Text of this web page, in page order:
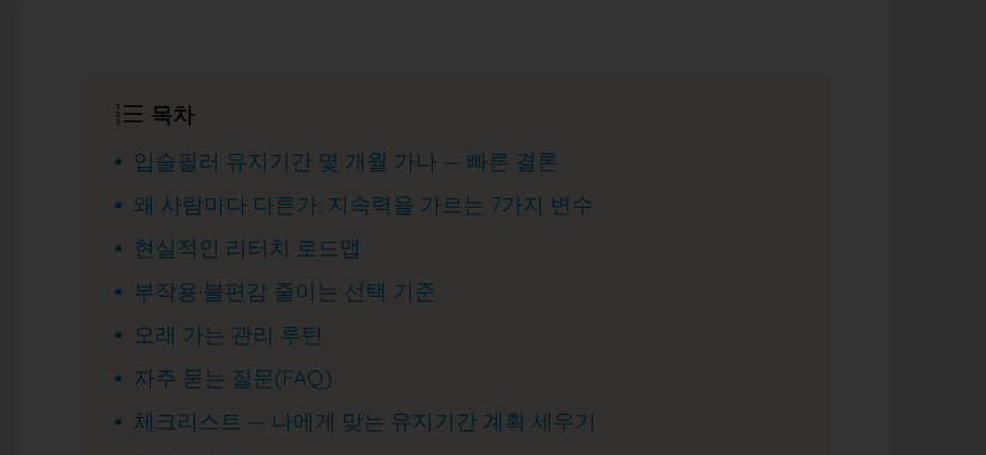
목차
입술필러 유지기간 몇 개월 가나 — 빠른 결론
왜 사람마다 다른가: 지속력을 가르는 7가지 변수
현실적인 리터치 로드맵
부작용·불편감 줄이는 선택 기준
오래 가는 관리 루틴
자주 묻는 질문(FAQ)
체크리스트 — 나에게 맞는 유지기간 계획 세우기